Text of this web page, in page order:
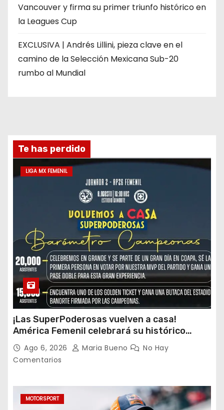
Vancouver y firma su primer triunfo histórico en
la Leagues Cup
EXCLUSIVA | Andrés Lillini, pieza clave en el
camino de la Selección Mexicana Sub-20
rumbo al Mundial
Te has perdido
LIGA MX FEMENIL
¡Las SuperPoderosas vuelven a casa!
América Femenil celebrará su histórico
triplete con una auténtica fiesta ante Cruz
Azul
Ago 6, 2026 Maria Bueno
No Hay
Comentarios
MOTORSPORT